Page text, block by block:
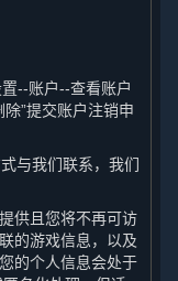
--账户--查看账户
”提交账户注销申
与我们联系，我们
供且您将不再可访
的游戏信息，以及
的个人信息会处于